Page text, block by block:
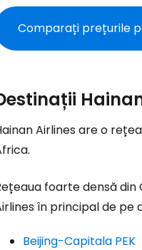
Comparați prețurile
Airlines are o
foarte densă
în principal de pe
Beijing-Capitala PEK